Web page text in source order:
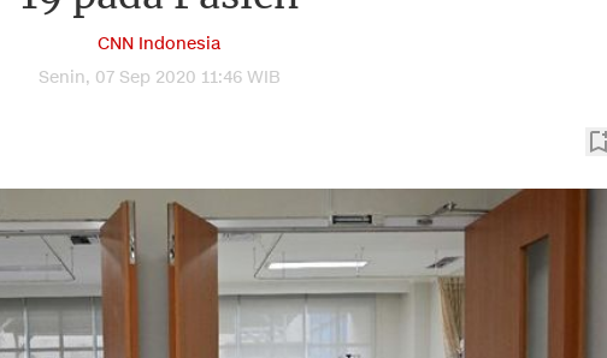
CNN Indonesia
Senin, 07 Sep 2020 11:46 WIB